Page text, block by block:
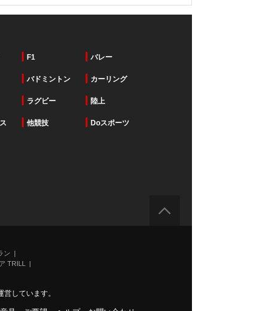
F1 バレー
バドミントン カーリング
ラグビー 陸上
他競技 Doスポーツ
ン
TRILL
しています。